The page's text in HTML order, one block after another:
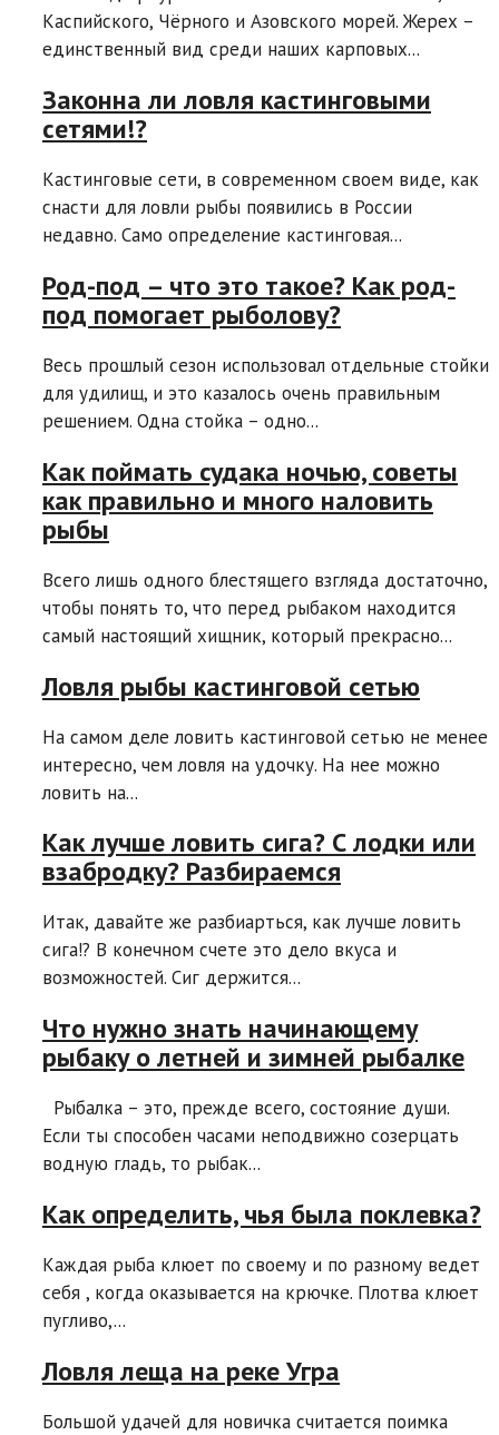
Каспийского, Чёрного и Азовского морей. Жерех –
единственный вид среди наших карповых...
Законна ли ловля кастинговыми
сетями!?
Кастинговые сети, в современном своем виде, как
снасти для ловли рыбы появились в России
недавно. Само определение кастинговая...
Род-под – что это такое? Как род-
под помогает рыболову?
Весь прошлый сезон использовал отдельные стойки
для удилищ, и это казалось очень правильным
решением. Одна стойка – одно...
Как поймать судака ночью, советы
как правильно и много наловить
рыбы
Всего лишь одного блестящего взгляда достаточно,
чтобы понять то, что перед рыбаком находится
самый настоящий хищник, который прекрасно...
Ловля рыбы кастинговой сетью
На самом деле ловить кастинговой сетью не менее
интересно, чем ловля на удочку. На нее можно
ловить на...
Как лучше ловить сига? С лодки или
взабродку? Разбираемся
Итак, давайте же разбиарться, как лучше ловить
сига!? В конечном счете это дело вкуса и
возможностей. Сиг держится...
Что нужно знать начинающему
рыбаку о летней и зимней рыбалке
Рыбалка – это, прежде всего, состояние души.
Если ты способен часами неподвижно созерцать
водную гладь, то рыбак...
Как определить, чья была поклевка?
Каждая рыба клюет по своему и по разному ведет
себя , когда оказывается на крючке. Плотва клюет
пугливо,...
Ловля леща на реке Угра
Большой удачей для новичка считается поимка